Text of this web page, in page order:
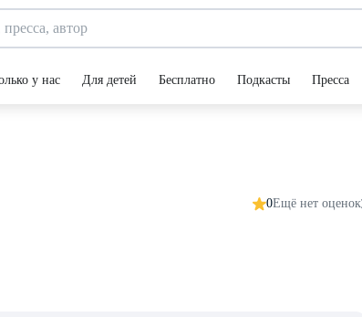
у нас Для детей Бесплатно Подкасты Пресса
0Ещё нет оценок